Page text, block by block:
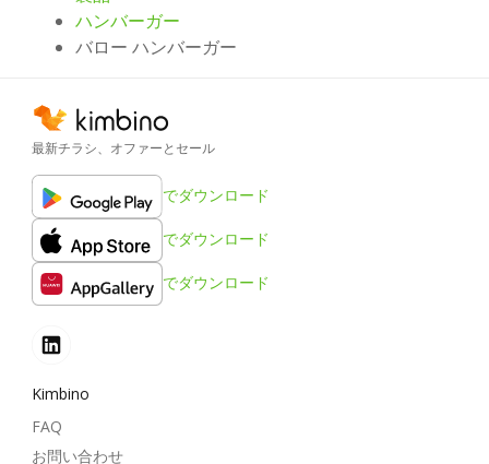
ハンバーガー
バロー ハンバーガー
最新チラシ、オファーとセール
でダウンロード
でダウンロード
でダウンロード
Kimbino
FAQ
お問い合わせ